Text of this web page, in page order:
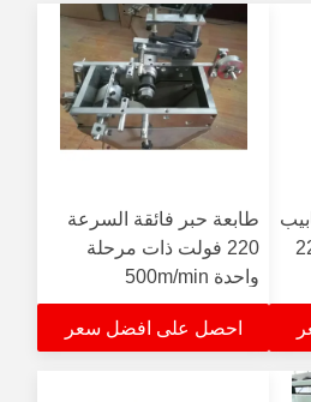
220
طابعة حبر فائقة السرعة
220 فولت ذات مرحلة
واحدة 500m/min
احصل على افضل سعر